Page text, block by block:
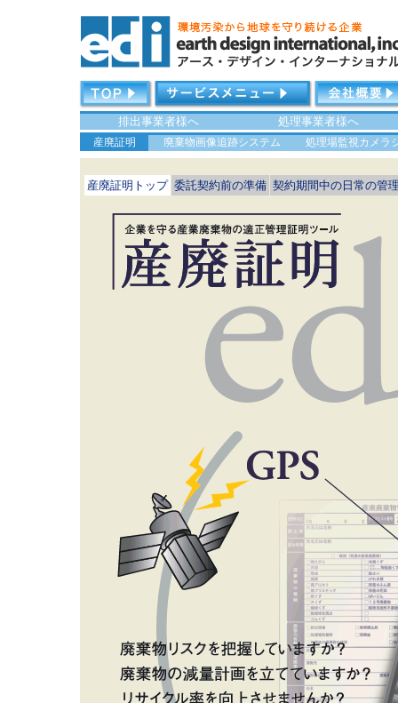
排出事業者様へ 処理事業者様へ
産廃証明 廃棄物画像追跡システム 処理場監視カメラ
産廃証明トップ 委託契約前の準備 契約期間中の日常の管